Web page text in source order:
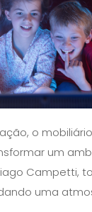
o
um
Campetti,
uma